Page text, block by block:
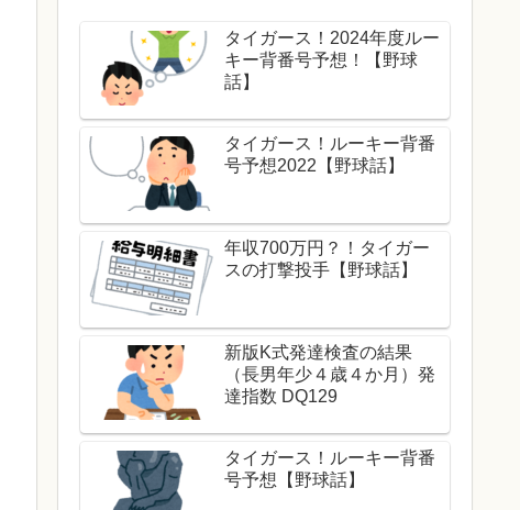
タイガース！2024年度ルー
キー背番号予想！【野球
話】
タイガース！ルーキー背番
号予想2022【野球話】
年収700万円？！タイガー
スの打撃投手【野球話】
新版K式発達検査の結果
（長男年少４歳４か月）発
達指数 DQ129
タイガース！ルーキー背番
号予想【野球話】